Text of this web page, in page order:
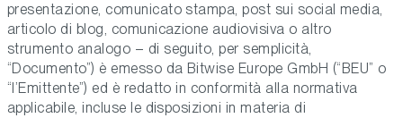
presentazione, comunicato stampa, post sui social media,
articolo di blog, comunicazione audiovisiva o altro
strumento analogo – di seguito, per semplicità,
“Documento”) è emesso da Bitwise Europe GmbH (“BEU” o
“l’Emittente”) ed è redatto in conformità alla normativa
applicabile, incluse le disposizioni in materia di